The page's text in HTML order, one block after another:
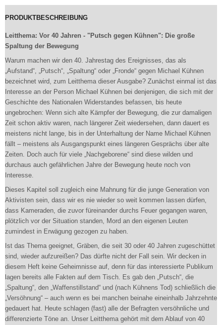
PRODUKTBESCHREIBUNG
Leitthema: Vor 40 Jahren - "Putsch gegen Kühnen": Die große
Spaltung der Bewegung
Warum machen wir den 40. Jahrestag des Ereignisses, das als
„Aufstand“, „Putsch“, „Spaltung“ oder „Fronde“ gegen Michael Kühnen
bezeichnet wird, zum Leitthema dieser Ausgabe? Zunächst einmal ist das
Interesse an der Person Michael Kühnen bei denjenigen, die sich mit der
Geschichte des Nationalen Widerstandes befassen, bis heute
ungebrochen: Wenn sich alte Kämpfer der Bewegung, die zur damaligen
Zeit schon aktiv waren, nach längerer Zeit wiedersehen, dann dauert es
meistens nicht lange, bis in der Unterhaltung der Name Michael Kühnen
fällt – meistens als Ausgangspunkt eines längeren Gesprächs über alte
Zeiten. Doch auch für viele „Nachgeborene“ sind diese wilden und
durchaus auch gefährlichen Jahre der Bewegung heute noch von
Interesse.
Dieses Kapitel soll zugleich eine Mahnung für die junge Generation von
Aktivisten sein, dass wir es nie wieder so weit kommen lassen dürfen,
dass Kameraden, die zuvor füreinander durchs Feuer gegangen waren,
plötzlich vor der Situation standen, Mord an den eigenen Leuten
zumindest in Erwägung gezogen zu haben.
Ist das Thema geeignet, Gräben, die seit 30 oder 40 Jahren zugeschüttet
sind, wieder aufzureißen? Das dürfte nicht der Fall sein. Wir decken in
diesem Heft keine Geheimnisse auf, denn für das interessierte Publikum
lagen bereits alle Fakten auf dem Tisch. Es gab den „Putsch“, die
„Spaltung“, den „Waffenstillstand“ und (nach Kühnens Tod) schließlich die
„Versöhnung“ – auch wenn es bei manchen beinahe eineinhalb Jahrzehnte
gedauert hat. Heute schlagen (fast) alle der Befragten versöhnliche und
differenzierte Töne an. Unser Leitthema gehört mit dem Ablauf von 40